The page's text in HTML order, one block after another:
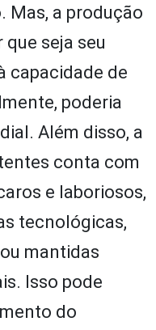
Mas, a produção
seja seu
capacidade de
poderia
Além disso, a
conta com
e laboriosos,
tecnológicas,
mantidas
Isso pode
do